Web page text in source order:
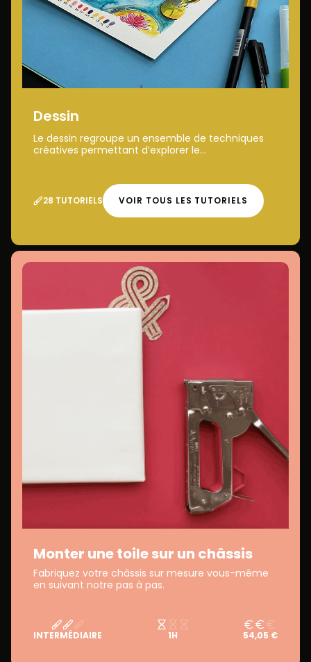
Dessin
Le dessin regroupe un ensemble de techniques
créatives permettant d’explorer le...
28 TUTORIELS VOIR TOUS LES TUTORIELS
Monter une toile sur un châssis
Fabriquez votre châssis sur mesure vous-même
en suivant notre pas à pas.
INTERMÉDIAIRE 1H 54,05 €